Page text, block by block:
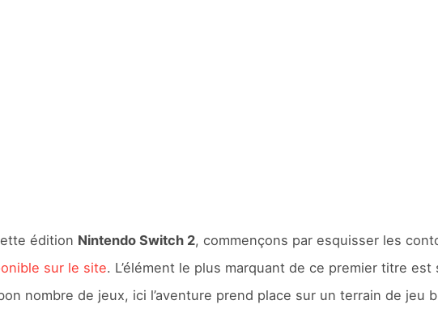
édition Nintendo Switch 2, commençons par esquisser les
sur le site. L’élément le plus marquant de ce premier titre
nombre de jeux, ici l’aventure prend place sur un terrain de jeu